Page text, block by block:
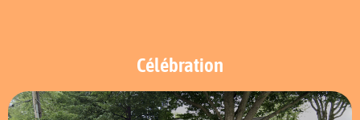
Célébration